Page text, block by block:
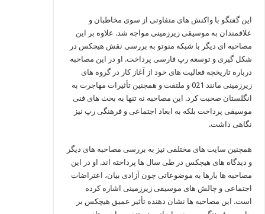
این گفتگو با واکنش‌ های متفاوتی از سوی مخاطبان و
علاقمندان به موسیقی زیرزمینی مواجه شد. علاوه بر این
مصاحبه‌ ای دیگر با شبکه منوتو به بررسی نقش هیچکس در
شکل‌ گیری و توسعه رپ فارسی پرداخت. او در این مصاحبه
درباره تاریخچه فعالیت‌ های خود از آغاز کار در گروه‌ های
زیرزمینی مانند 021 و ملتفت و همچنین تأثیرات مهاجرت به
انگلستان صحبت کرد. این مصاحبه نه تنها به بحث‌ های فنی
موسیقی پرداخت بلکه به ابعاد اجتماعی و فرهنگی رپ نیز
نگاهی داشت.
همچنین سایت‌ های مختلفی نیز به بررسی مصاحبه‌ های دیگر
و دیدگاه‌ های هیچکس در طی سال‌ ها پرداخته‌ اند. او در این
مصاحبه‌ ها بارها به موضوعاتی چون آزادی بیان، اعتراضات
اجتماعی و چالش‌ های موسیقی زیرزمینی اشاره کرده
است. این مصاحبه‌ ها نشان‌ دهنده تأثیر عمیق هیچکس بر